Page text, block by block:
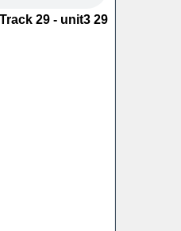
29 Track 29 - unit3 - الوحدة الثالثة الصف الثالث الفصل الاول